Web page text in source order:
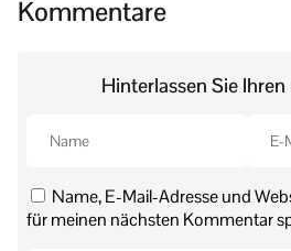
Kommentare
Hinterlassen Sie
Name, E-Mail-Adresse und
für meinen nächsten Kommentar